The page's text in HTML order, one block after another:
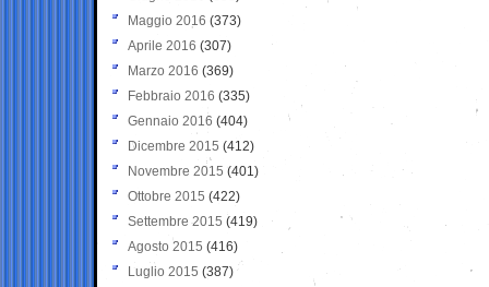
Maggio 2016 (373)
Aprile 2016 (307)
Marzo 2016 (369)
Febbraio 2016 (335)
Gennaio 2016 (404)
Dicembre 2015 (412)
Novembre 2015 (401)
Ottobre 2015 (422)
Settembre 2015 (419)
Agosto 2015 (416)
Luglio 2015 (387)